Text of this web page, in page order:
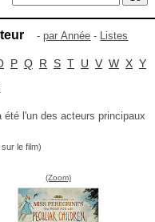
-par Année - Listes
P Q R S T U V W X Y
été l'un des acteurs principaux
le film)
(Zoom)